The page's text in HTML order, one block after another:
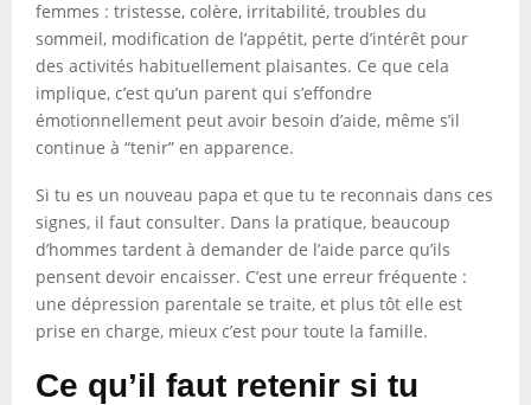
femmes : tristesse, colère, irritabilité, troubles du
sommeil, modification de l’appétit, perte d’intérêt pour
des activités habituellement plaisantes. Ce que cela
implique, c’est qu’un parent qui s’effondre
émotionnellement peut avoir besoin d’aide, même s’il
continue à “tenir” en apparence.
Si tu es un nouveau papa et que tu te reconnais dans ces
signes, il faut consulter. Dans la pratique, beaucoup
d’hommes tardent à demander de l’aide parce qu’ils
pensent devoir encaisser. C’est une erreur fréquente :
une dépression parentale se traite, et plus tôt elle est
prise en charge, mieux c’est pour toute la famille.
Ce qu’il faut retenir si tu